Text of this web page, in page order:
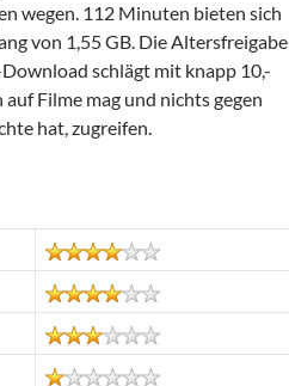
wegen. 112 Minuten bieten sich
von 1,55 GB. Die Altersfreigabe
schlägt mit knapp 10,-
Filme mag und nichts gegen
hat, zugreifen.